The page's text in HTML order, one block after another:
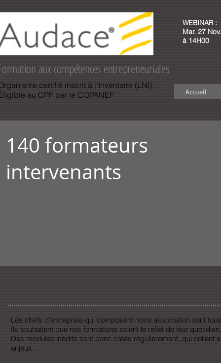
WEBINAR :
Mar. 27 Nov.
à 14H00
aux compétences entrepreneuriales
certifié inscrit à l'Inventaire (LNI),
au CPF par le COPANEF
Accueil
140 formateurs
intervenants
Les chefs d'entreprise qui composent notre association sont
Ils souhaitent que nos formations soient le reflet de leur quotidien.
Des modules inédits sont donc créés régulièrement, qui collent
enjeux.